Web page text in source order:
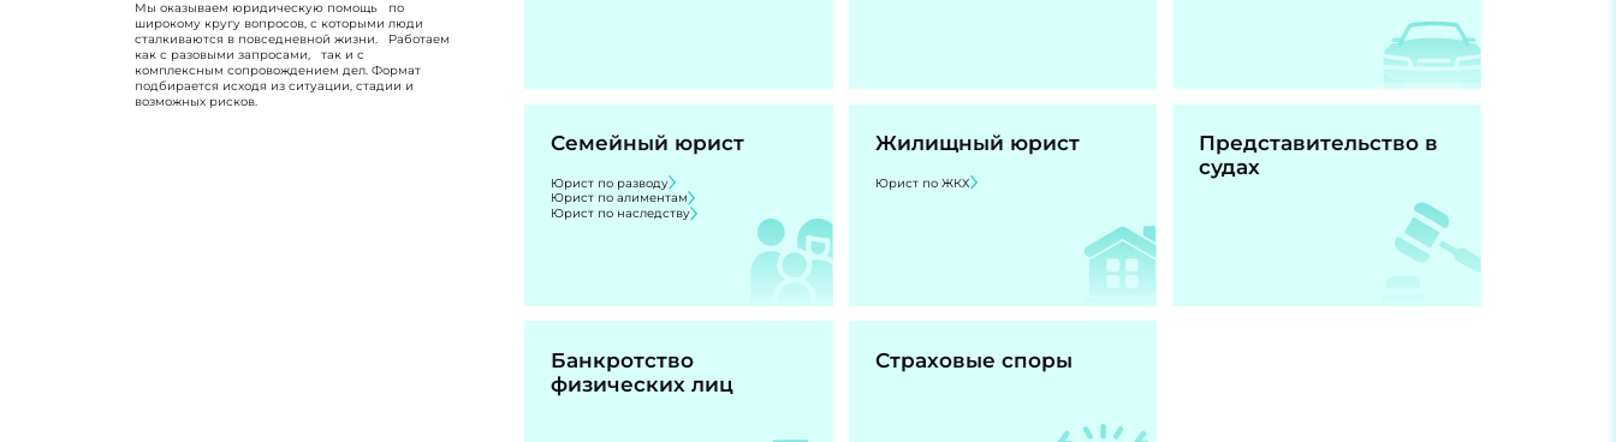
Мы оказываем юридическую помощь по
широкому кругу вопросов, с которыми люди
сталкиваются в повседневной жизни. Работаем
как с разовыми запросами, так и с
комплексным сопровождением дел. Формат
подбирается исходя из ситуации, стадии и
возможных рисков.
Семейный юрист
Юрист по разводу
Юрист по алиментам
Юрист по наследству
Жилищный юрист
Юрист по ЖКХ
Представительство в
судах
Банкротство
физических лиц
Страховые споры